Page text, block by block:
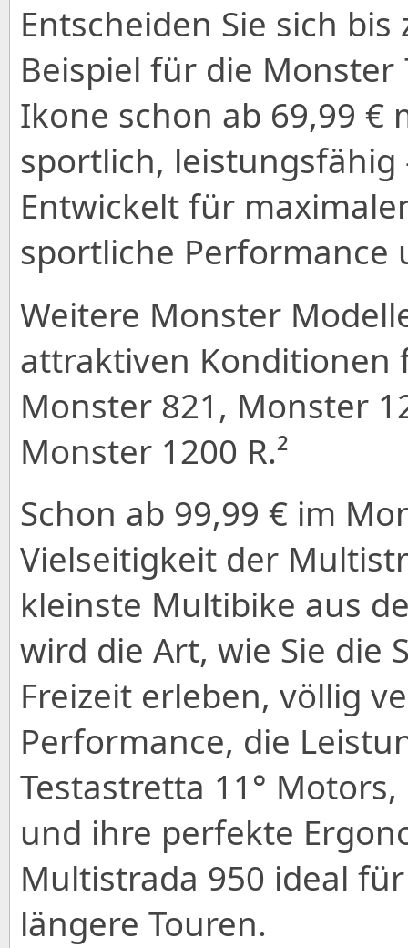
Entscheiden Sie sich
Beispiel für die
Ikone schon ab 69,99 €
sportlich, leistungsfähig
Entwickelt für
sportliche
Weitere Monster
attraktiven Konditionen
Monster 821, Monster
Monster 1200 R.²
Schon ab 99,99 € im
Vielseitigkeit der
kleinste Multibike aus
wird die Art, wie Sie die
Freizeit erleben, völlig
Performance, die
Testastretta 11°
und ihre perfekte
Multistrada 950 ideal
längere Touren.